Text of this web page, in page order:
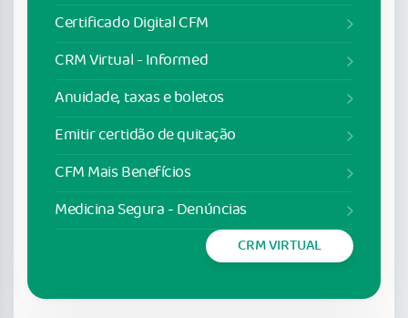
Certificado Digital CFM
CRM Virtual - Informed
Anuidade, taxas e boletos
Emitir certidão de quitação
CFM Mais Benefícios
Medicina Segura - Denúncias
CRM VIRTUAL